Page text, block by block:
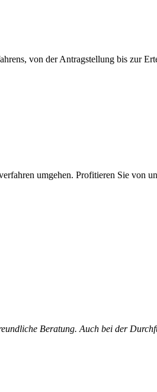
von der Antragstellung bis zur
umgehen. Profitieren Sie von
Beratung. Auch bei der